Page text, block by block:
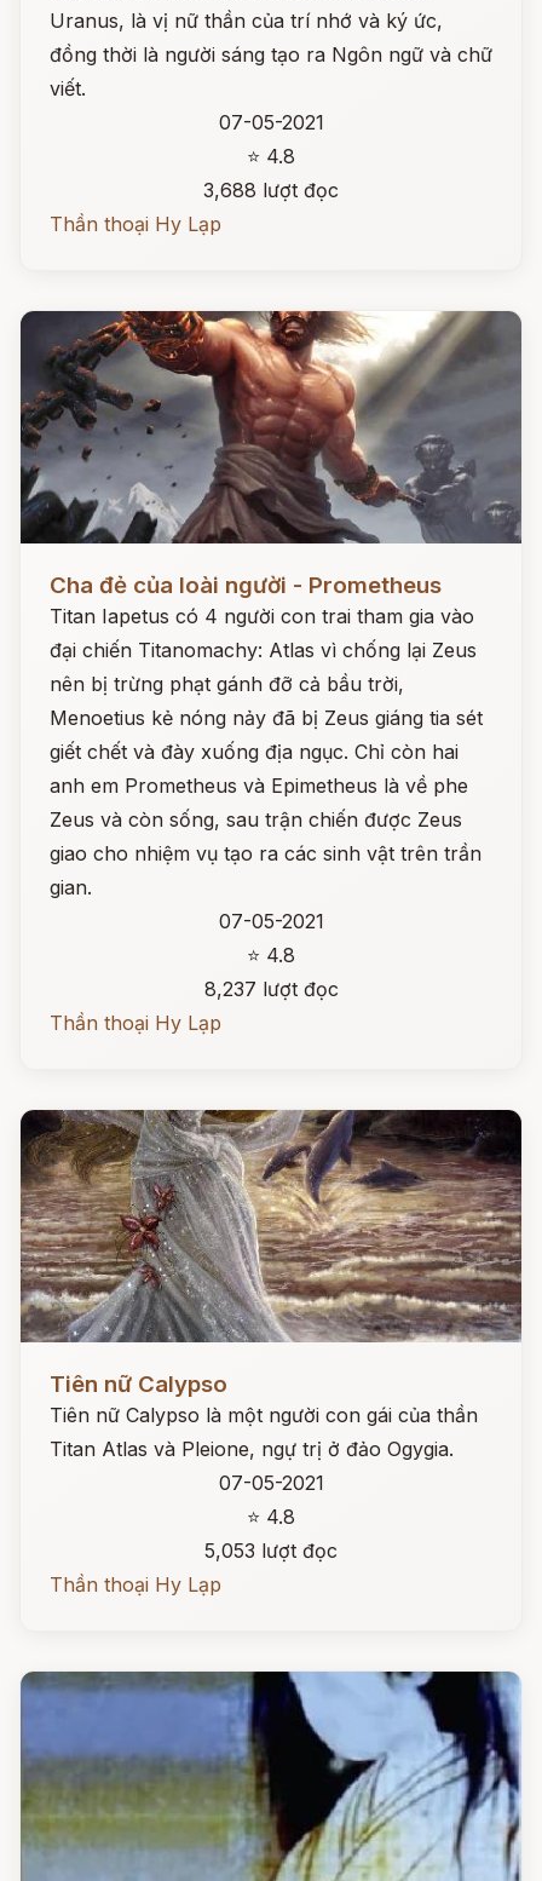
Uranus, là vị nữ thần của trí nhớ và ký ức,
đồng thời là người sáng tạo ra Ngôn ngữ và chữ
viết.
07-05-2021
⭐ 4.8
3,688 lượt đọc
Thần thoại Hy Lạp
Cha đẻ của loài người - Prometheus
Titan Iapetus có 4 người con trai tham gia vào
đại chiến Titanomachy: Atlas vì chống lại Zeus
nên bị trừng phạt gánh đỡ cả bầu trời,
Menoetius kẻ nóng nảy đã bị Zeus giáng tia sét
giết chết và đày xuống địa ngục. Chỉ còn hai
anh em Prometheus và Epimetheus là về phe
Zeus và còn sống, sau trận chiến được Zeus
giao cho nhiệm vụ tạo ra các sinh vật trên trần
gian.
07-05-2021
⭐ 4.8
8,237 lượt đọc
Thần thoại Hy Lạp
Tiên nữ Calypso
Tiên nữ Calypso là một người con gái của thần
Titan Atlas và Pleione, ngự trị ở đảo Ogygia.
07-05-2021
⭐ 4.8
5,053 lượt đọc
Thần thoại Hy Lạp